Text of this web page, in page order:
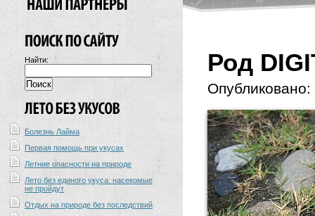
Найти:
Болезнь Лайма
Первая помощь при укусах
Летние опасности на природе
Лето без единого укуса: насекомые
не пройдут
Отдых на природе без последствий
Род
Опубликовано: